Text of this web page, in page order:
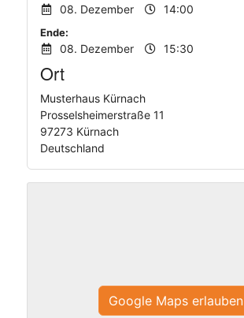
08. Dezember 14:00
Ende:
08. Dezember 15:30
Ort
Musterhaus Kürnach
Prosselsheimerstraße 11
97273 Kürnach
Deutschland
Google Maps erlauben